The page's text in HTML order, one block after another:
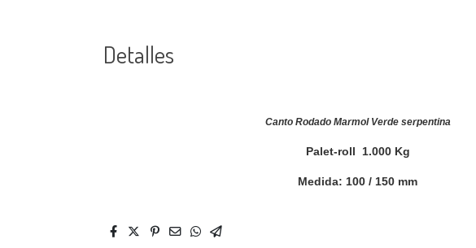
Detalles
Canto Rodado Marmol Verde serpentina
Palet-roll 1.000 Kg
Medida: 100 / 150 mm